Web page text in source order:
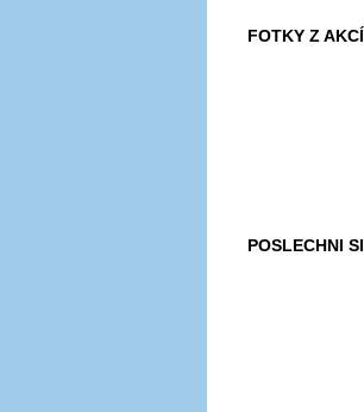
FOTKY Z AKCÍ
POSLECHNI SI